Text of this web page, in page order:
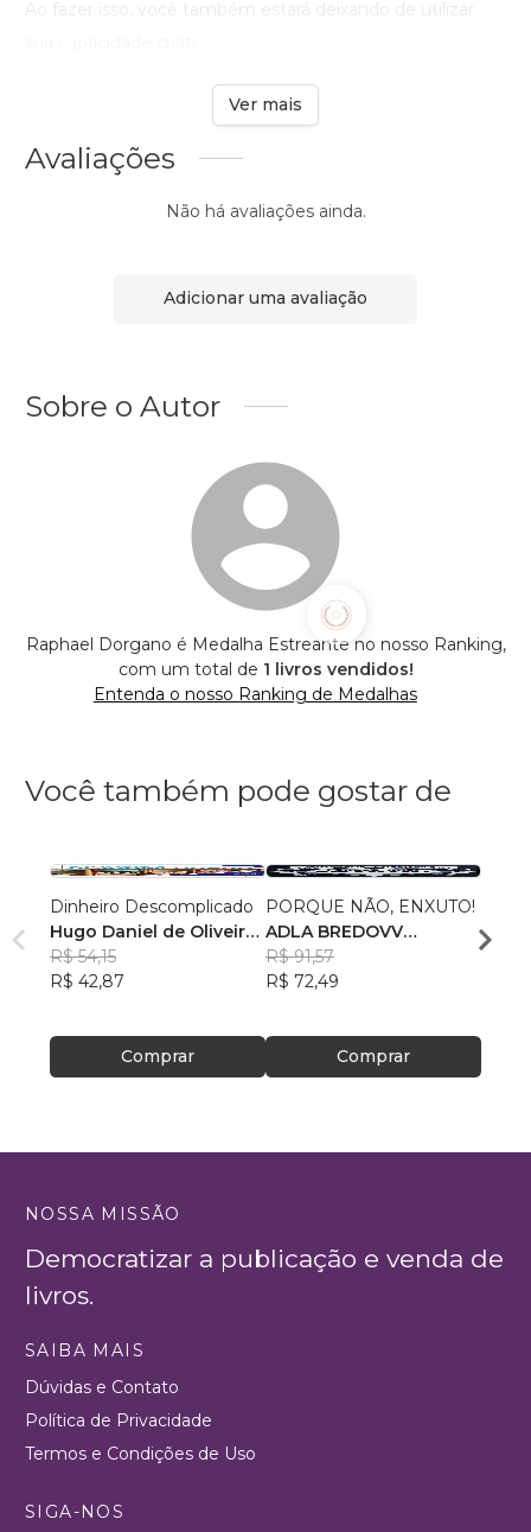
Ver mais
Avaliações
Não há avaliações ainda.
Adicionar uma avaliação
Sobre o Autor
Raphael Dorgano é Medalha Estreante no nosso Ranking,
com um total de 1 livros vendidos!
Entenda o nosso Ranking de Medalhas
Você também pode gostar de
Dinheiro Descomplicado
Hugo Daniel de Oliveira
Azevedo
R$ 54,15
R$ 42,87
Comprar
PORQUE NÃO, ENXUTO!
ADLA BREDOVV
VERMEULEN
R$ 91,57
R$ 72,49
Comprar
R$
NOSSA MISSÃO
Democratizar a publicação e venda de
livros.
SAIBA MAIS
Dúvidas e Contato
Política de Privacidade
Termos e Condições de Uso
SIGA-NOS